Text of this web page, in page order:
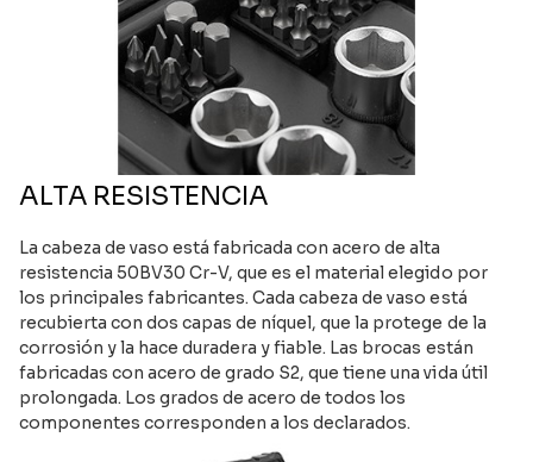
ALTA RESISTENCIA
La cabeza de vaso está fabricada con acero de alta
resistencia 50BV30 Cr-V, que es el material elegido por
los principales fabricantes. Cada cabeza de vaso está
recubierta con dos capas de níquel, que la protege de la
corrosión y la hace duradera y fiable. Las brocas están
fabricadas con acero de grado S2, que tiene una vida útil
prolongada. Los grados de acero de todos los
componentes corresponden a los declarados.